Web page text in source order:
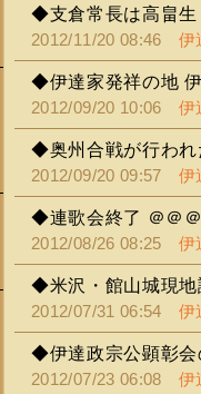
◆支倉常長は高畠生
2012/11/20 08:46伊
◆伊達家発祥の地
2012/09/20 10:06伊
◆奥州合戦が行われ
2012/09/20 09:57伊
◆連歌会終了 ＠＠
2012/08/26 08:25伊
◆米沢・館山城現地
2012/07/31 06:54伊
◆伊達政宗公顕彰会
2012/07/23 06:08伊